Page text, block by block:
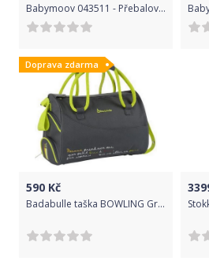
Babymoov 043511 - Přebalovací brašna BABY STYLE
Doprava zdarma
590 Kč
Badabulle taška BOWLING Green